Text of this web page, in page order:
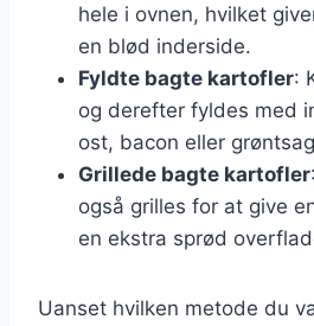
hele i ovnen, hvilket
en blød inderside.
Fyldte bagte kartofler:
og derefter fyldes med
ost, bacon eller
Grillede bagte kartofler
også grilles for at give
en ekstra sprød
Uanset hvilken metode du